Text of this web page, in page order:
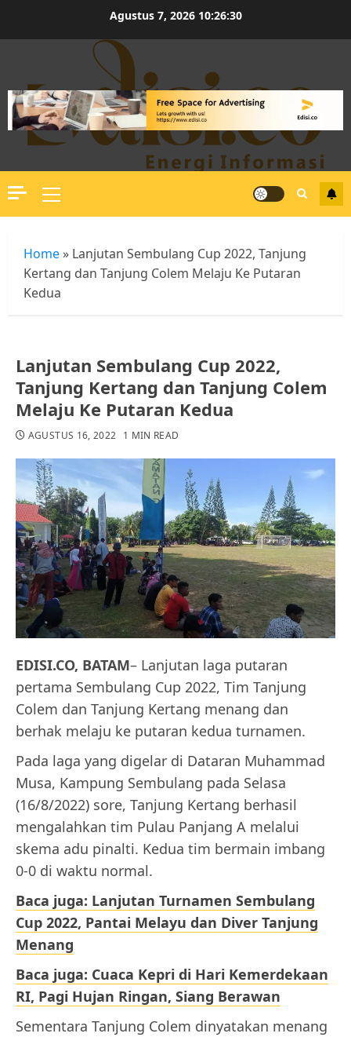
Agustus 7, 2026 10:26:31
Primary
Menu
Home » Lanjutan Sembulang Cup 2022, Tanjung
Kertang dan Tanjung Colem Melaju Ke Putaran
Kedua
Lanjutan Sembulang Cup 2022,
Tanjung Kertang dan Tanjung Colem
Melaju Ke Putaran Kedua
AGUSTUS 16, 2022 1 MIN READ
EDISI.CO, BATAM– Lanjutan laga putaran
pertama Sembulang Cup 2022, Tim Tanjung
Colem dan Tanjung Kertang menang dan
berhak melaju ke putaran kedua turnamen.
Pada laga yang digelar di Dataran Muhammad
Musa, Kampung Sembulang pada Selasa
(16/8/2022) sore, Tanjung Kertang berhasil
mengalahkan tim Pulau Panjang A melalui
skema adu pinalti. Kedua tim bermain imbang
0-0 di waktu normal.
Baca juga: Lanjutan Turnamen Sembulang
Cup 2022, Pantai Melayu dan Diver Tanjung
Menang
Baca juga: Cuaca Kepri di Hari Kemerdekaan
RI, Pagi Hujan Ringan, Siang Berawan
Sementara Tanjung Colem dinyatakan menang